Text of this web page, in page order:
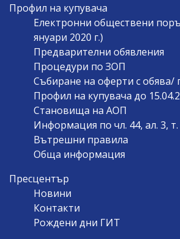
Профил на купувача
Електронни обществени
януари 2020 г.)
Предварителни обявления
Процедури по ЗОП
Събиране на оферти с обява/
Профил на купувача до
Становища на АОП
Информация по чл. 44, ал. 3,
Вътрешни правила
Обща информация
Пресцентър
Новини
Контакти
Рождени дни ГИТ